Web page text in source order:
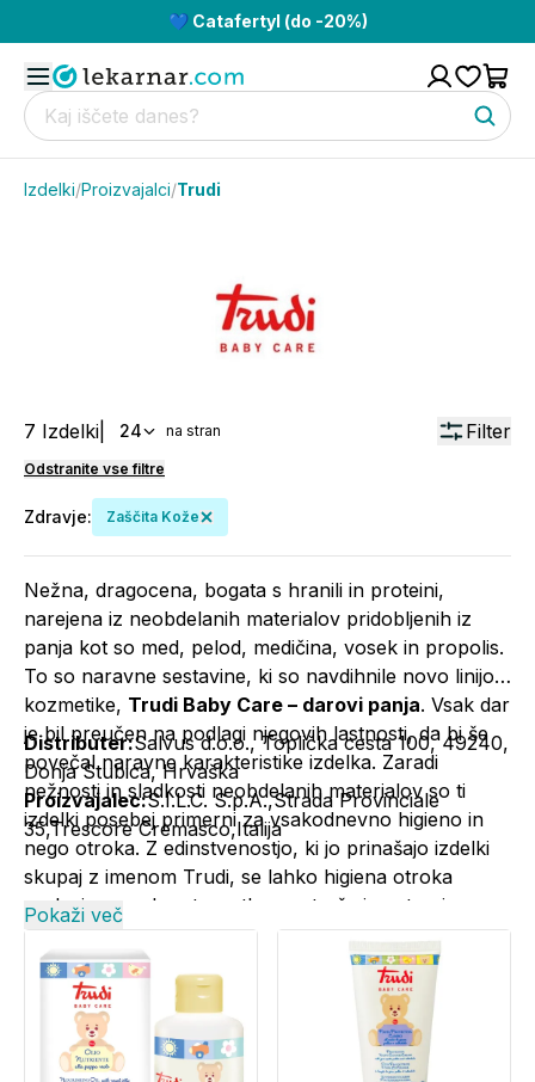
💙 Catafertyl (do -20%)
Izdelki/Proizvajalci/Trudi
7 Izdelki 24 na stran Filter
Odstranite vse filtre
Zdravje: Zaščita Kože
Nežna, dragocena, bogata s hranili in proteini,
narejena iz neobdelanih materialov pridobljenih iz
panja kot so med, pelod, medičina, vosek in propolis.
To so naravne sestavine, ki so navdihnile novo linijo
kozmetike, Trudi Baby Care – darovi panja. Vsak dar
je bil preučen na podlagi njegovih lastnosti, da bi še
povečal naravne karakteristike izdelka. Zaradi
nežnosti in sladkosti neobdelanih materialov so ti
izdelki posebej primerni za vsakodnevno higieno in
nego otroka. Z edinstvenostjo, ki jo prinašajo izdelki
skupaj z imenom Trudi, se lahko higiena otroka
prelevi v posebne trenutke za starše in ustvari
spomine ter povezanost.
Distributer:Salvus d.o.o., Toplička cesta 100, 49240,
Donja Stubica, Hrvaška
Proizvajalec:S.I.L.C. S.p.A.,Strada Provinciale
35,Trescore Cremasco,Italija
Pokaži več